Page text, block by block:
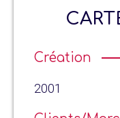
Création
2001